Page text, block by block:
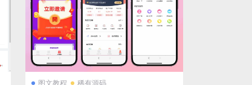
图文教程 稀有源码